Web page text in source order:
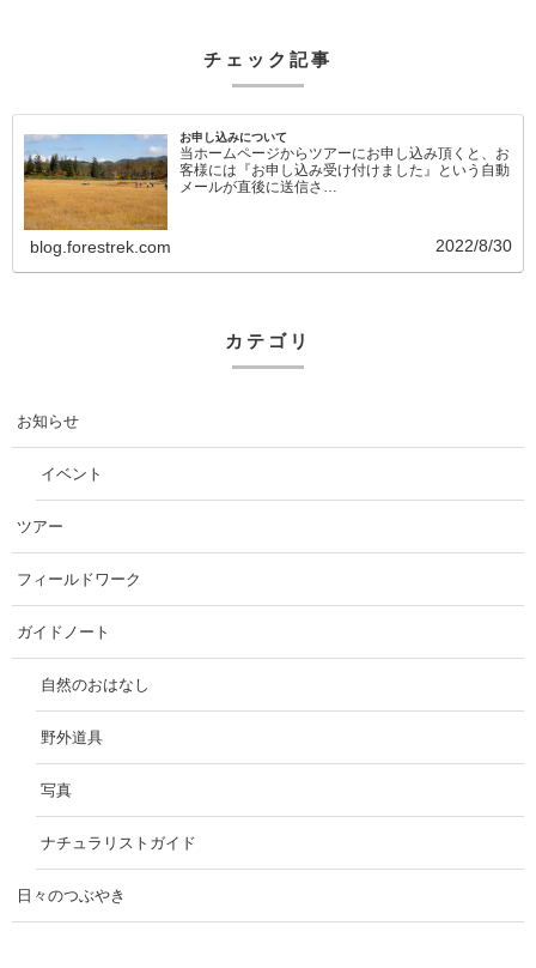
チェック記事
お申し込みについて
当ホームページからツアーにお申し込み頂くと、お
客様には『お申し込み受け付けました』という自動
メールが直後に送信さ…
blog.forestrek.com 2022/8/30
カテゴリ
お知らせ
イベント
ツアー
フィールドワーク
ガイドノート
自然のおはなし
野外道具
写真
ナチュラリストガイド
日々のつぶやき